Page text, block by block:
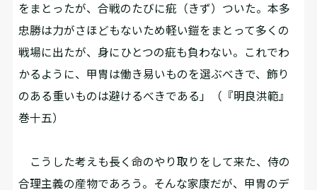
をまとったが、合戦のたびに疵（きず）ついた。本多
忠勝は力がさほどもないため軽い鎧をまとって多くの
戦場に出たが、身にひとつの疵も負わない。これでわ
かるように、甲冑は働き易いものを選ぶべきで、飾り
のある重いものは避けるべきである」（『明良洪範』
巻十五）
こうした考えも長く命のやり取りをして来た、侍の
合理主義の産物であろう。そんな家康だが、甲冑のデ